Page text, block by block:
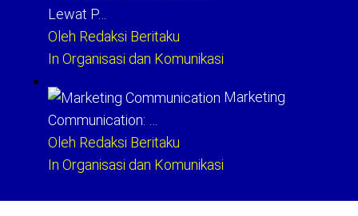
Lewat P…
Oleh Redaksi Beritaku
In Organisasi dan Komunikasi
Marketing
Communication: …
Oleh Redaksi Beritaku
In Organisasi dan Komunikasi